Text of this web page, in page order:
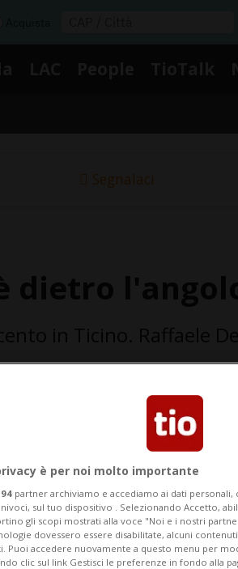
Segnalaci
è per noi molto importante
partner archiviamo e accediamo ai dati personali,
sul tuo dispositivo . Selezionando Accetto,
gli scopi mostrati alla voce "Noi e i nostri
dovessero essere disabilitate, alcuni
Puoi accedere nuovamente a questo menu per
clic sul link Gestisci le preferenze in fondo alla